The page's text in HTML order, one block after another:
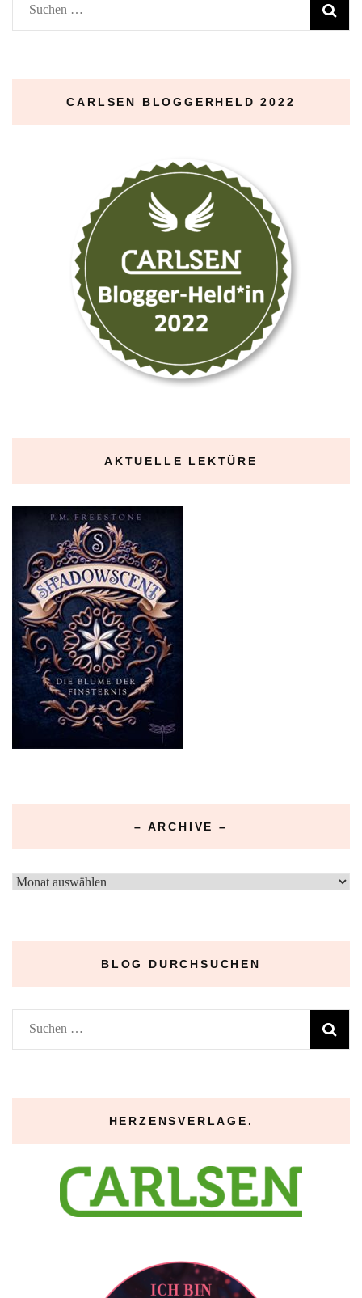
Suchen
nach:
CARLSEN BLOGGERHELD 2022
AKTUELLE LEKTÜRE
– ARCHIVE –
–
BLOG DURCHSUCHEN
Suchen
nach:
HERZENSVERLAGE.